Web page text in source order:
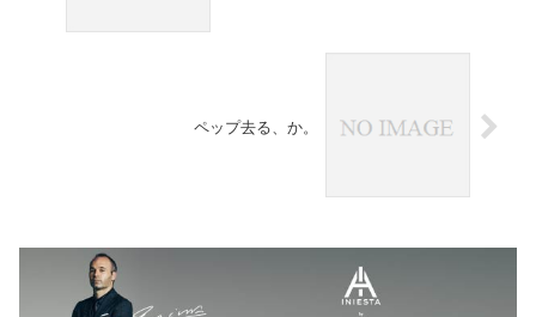
ペップ去る、か。